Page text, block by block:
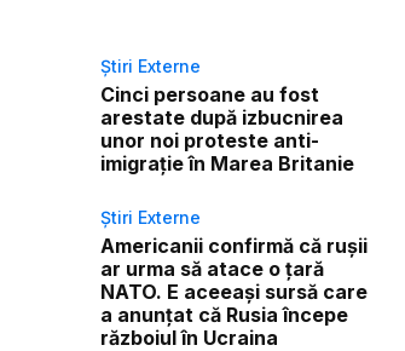
Știri Externe
Cinci persoane au fost
arestate după izbucnirea
unor noi proteste anti-
imigrație în Marea Britanie
Știri Externe
Americanii confirmă că rușii
ar urma să atace o țară
NATO. E aceeași sursă care
a anunțat că Rusia începe
războiul în Ucraina